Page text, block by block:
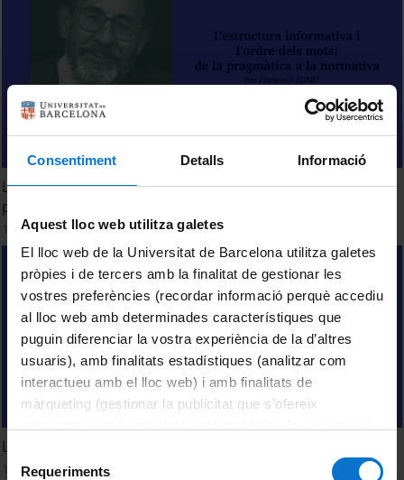
Consentiment Detalls Informació
Aquest lloc web utilitza galetes
El lloc web de la Universitat de Barcelona utilitza galetes
pròpies i de tercers amb la finalitat de gestionar les
vostres preferències (recordar informació perquè accediu
al lloc web amb determinades característiques que
puguin diferenciar la vostra experiència de la d’altres
usuaris), amb finalitats estadístiques (analitzar com
interactueu amb el lloc web) i amb finalitats de
màrqueting (gestionar la publicitat que s’ofereix
consultar laPolítica de galetes del lloc web de la
Selecció
Requeriments
L’estructura informativa i l’ordre dels mots: de la
pragmàtica a la normativa
17 Octubre, 2025
Les marques normatives de la GIEC
17 Octubre, 2025